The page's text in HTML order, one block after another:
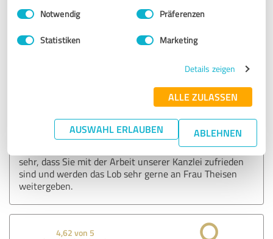
Impressum Datenschutzbestimmungen
Einwilligungsauswahl
Notwendig Präferenzen
Statistiken Marketing
Details zeigen
ALLE ZULASSEN
AUSWAHL ERLAUBEN ABLEHNEN
Erfahrungsbericht & Bewertung zu:
Dr. Lehnen & Sinnig Rechtsanwälte
Kommentar von Dr. Lehnen & Sinnig
Rechtsanwälte PartGmbB:
Vielen Dank für Ihre positive Bewertung. Es freut uns
sehr, dass Sie mit der Arbeit unserer Kanzlei zufrieden
sind und werden das Lob sehr gerne an Frau Theisen
weitergeben.
4,62 von 5